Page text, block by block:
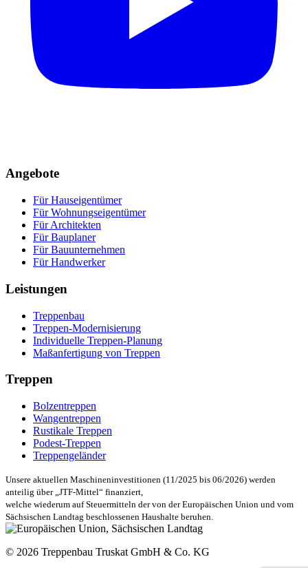
Angebote
Für Hauseigentümer
Für Wohnungseigentümer
Für Architekten
Für Bauplaner
Für Bauunternehmen
Für Handwerker
Leistungen
Treppenbau
Treppen-Modernisierung
Individuelle Treppen-Planung
Maßanfertigung von Treppen
Treppen
Bolzentreppen
Wangentreppen
Rustikale Treppen
Podest-Treppen
Treppengeländer
Unsere aktuellen Maschineninvestitionen (11/2025 bis 06/2026) werden
anteilig über „JTF-Mittel“ finanziert,
welche wiederum auf Steuermitteln der von der Europäischen Union und vom
Sächsischen Landtag beschlossenen Haushalte beruhen.
© 2026 Treppenbau Truskat GmbH & Co. KG